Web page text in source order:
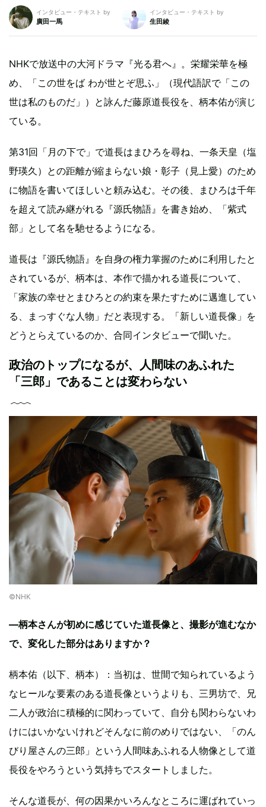
インタビュー・テキスト by
廣田一馬
インタビュー・テキスト by
生田綾
NHKで放送中の大河ドラマ『光る君へ』。栄耀栄華を極
め、「この世をば わが世とぞ思ふ」（現代語訳で「この
世は私のものだ」）と詠んだ藤原道長役を、柄本佑が演じ
ている。
第31回「月の下で」で道長はまひろを尋ね、一条天皇（塩
野瑛久）との距離が縮まらない娘・彰子（見上愛）のため
に物語を書いてほしいと頼み込む。その後、まひろは千年
を超えて読み継がれる『源氏物語』を書き始め、「紫式
部」として名を馳せるようになる。
道長は『源氏物語』を自身の権力掌握のために利用したと
されているが、柄本は、本作で描かれる道長について、
「家族の幸せとまひろとの約束を果たすために邁進してい
る、まっすぐな人物」だと表現する。「新しい道長像」を
どうとらえているのか、合同インタビューで聞いた。
政治のトップになるが、人間味のあふれた
「三郎」であることは変わらない
©︎NHK
―柄本さんが初めに感じていた道長像と、撮影が進むなか
で、変化した部分はありますか？
柄本佑（以下、柄本）：当初は、世間で知られているよう
なヒールな要素のある道長像というよりも、三男坊で、兄
二人が政治に積極的に関わっていて、自分も関わらないわ
けにはいかないけれどそんなに前のめりではない、「のん
びり屋さんの三郎」という人間味あふれる人物像として道
長役をやろうという気持ちでスタートしました。
そんな道長が、何の因果かいろんなところに運ばれていっ